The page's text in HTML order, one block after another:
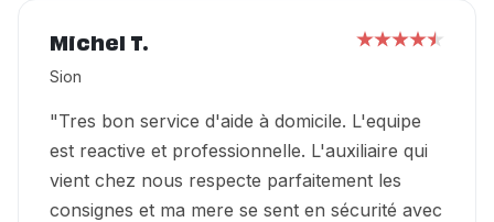
Michel T.
Sion
"Tres bon service d'aide à domicile. L'equipe
est reactive et professionnelle. L'auxiliaire qui
vient chez nous respecte parfaitement les
consignes et ma mere se sent en sécurité avec